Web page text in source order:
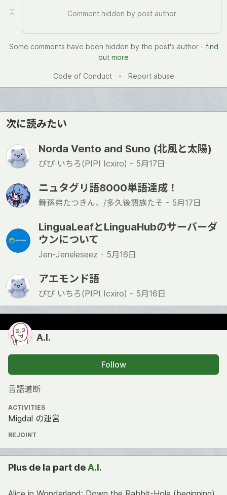
Comment hidden by post author
Some comments have been hidden by the post's author - find
out more
Code of Conduct • Report abuse
次に読みたい
Norda Vento and Suno (北風と太陽)
ぴぴ いちろ(PIPI Icxiro) - 5月17日
ニュタグリ語8000単語達成！
舞孫弗たつきん。/多久後語族たそ - 5月17日
LinguaLeafとLinguaHubのサーバーダ
ウンについて
Jen-Jeneleseez - 5月16日
アエモンド語
ぴぴ いちろ(PIPI Icxiro) - 5月16日
A.I.
Follow
言語道断
ACTIVITIES
Migdal の運営
REJOINT
Plus de la part deA.I.